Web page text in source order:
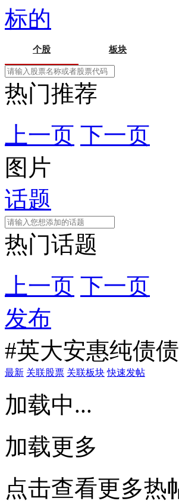
标的
个股 板块
热门推荐
上一页 下一页
图片
话题
热门话题
上一页 下一页
发布
#英大安惠纯债
最新 关联股票 关联板块 快速发帖
加载中...
加载更多
点击查看更多热